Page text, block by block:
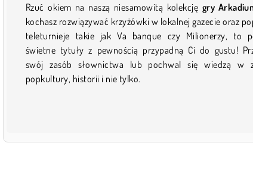
Rzuć okiem na naszą niesamowitą kolekcję gry
kochasz rozwiązywać krzyżówki w lokalnej gazecie oraz
teleturnieje takie jak Va banque czy Milionerzy, to
świetne tytuły z pewnością przypadną Ci do gustu!
swój zasób słownictwa lub pochwal się wiedzą w
popkultury, historii i nie tylko.